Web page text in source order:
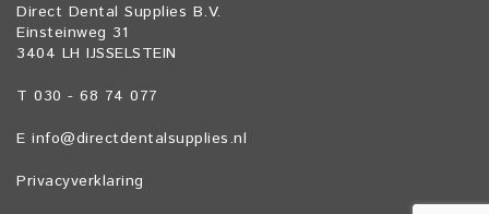
Direct Dental Supplies B.V.
Einsteinweg 31
3404 LH IJSSELSTEIN
T 030 - 68 74 077
E info@directdentalsupplies.nl
Privacyverklaring